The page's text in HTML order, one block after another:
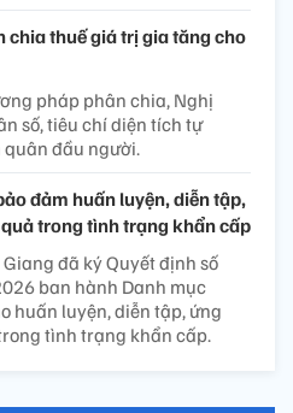
chia thuế giá trị gia tăng cho
pháp phân chia, Nghị
số, tiêu chí diện tích tự
quân đầu người.
đảm huấn luyện, diễn tập,
trong tình trạng khẩn cấp
đã ký Quyết định số
ban hành Danh mục
huấn luyện, diễn tập, ứng
tình trạng khẩn cấp.